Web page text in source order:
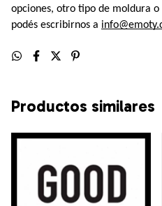
opciones, otro tipo de moldura
podés escribirnos a
Productos similares